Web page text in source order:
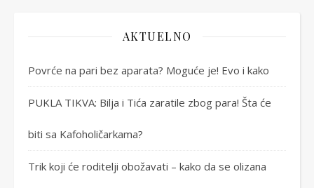
AKTUELNO
Povrće na pari bez aparata? Moguće je! Evo i kako
PUKLA TIKVA: Bilja i Tića zaratile zbog para! Šta će
biti sa Kafoholičarkama?
Trik koji će roditelji obožavati – kako da se olizana